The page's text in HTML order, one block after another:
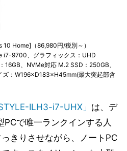
Home]（86,980円/税別～）
i7-9700、グラフィックス：UHD
、NVMe対応 M.2 SSD：250GB、
ズ：W196×D183×H45mm(最大突起部含
STYLE-ILH3-i7-UHX」 は、デ
PCで唯一ランクインする人
きりさせながら、ノートPC